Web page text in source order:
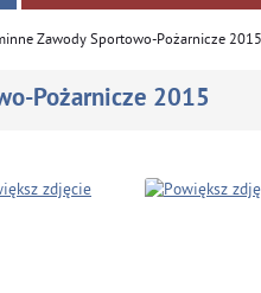
Zawody Sportowo-Pożarnicze 2015
Pożarnicze 2015